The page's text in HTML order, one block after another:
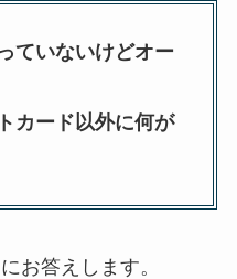
ていないけどオー
カード以外に何が
お答えします。